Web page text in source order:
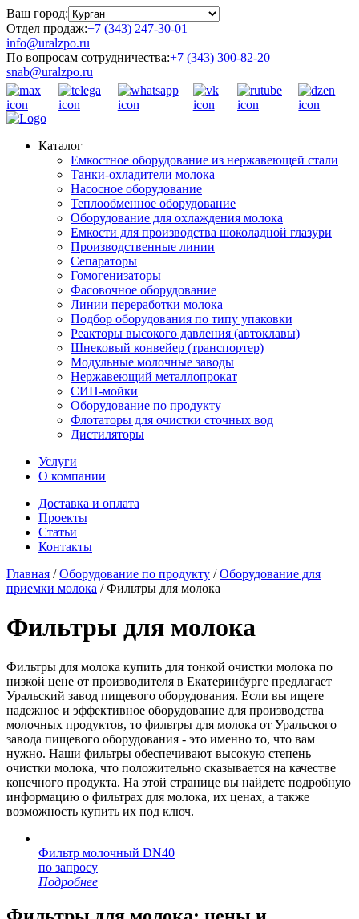
Ваш город:
Отдел продаж:+7 (343) 247-30-01
info@uralzpo.ru
По вопросам сотрудничества:+7 (343) 300-82-20
snab@uralzpo.ru
Каталог
Емкостное оборудование из нержавеющей стали
Танки-охладители молока
Насосное оборудование
Теплообменное оборудование
Оборудование для охлаждения молока
Емкости для производства шоколадной глазури
Производственные линии
Сепараторы
Гомогенизаторы
Фасовочное оборудование
Линии переработки молока
Подбор оборудования по типу упаковки
Реакторы высокого давления (автоклавы)
Шнековый конвейер (транспортер)
Модульные молочные заводы
Нержавеющий металлопрокат
СИП-мойки
Оборудование по продукту
Флотаторы для очистки сточных вод
Дистиляторы
Услуги
О компании
Доставка и оплата
Проекты
Статьи
Контакты
Главная /Оборудование по продукту /Оборудование для
приемки молока /Фильтры для молока
Фильтры для молока
Фильтры для молока купить для тонкой очистки молока по
низкой цене от производителя в Екатеринбурге предлагает
Уральский завод пищевого оборудования. Если вы ищете
надежное и эффективное оборудование для производства
молочных продуктов, то фильтры для молока от Уральского
завода пищевого оборудования - это именно то, что вам
нужно. Наши фильтры обеспечивают высокую степень
очистки молока, что положительно сказывается на качестве
конечного продукта. На этой странице вы найдете подробную
информацию о фильтрах для молока, их ценах, а также
возможность купить их под ключ.
Фильтр молочный DN40
по запросу
Подробнее